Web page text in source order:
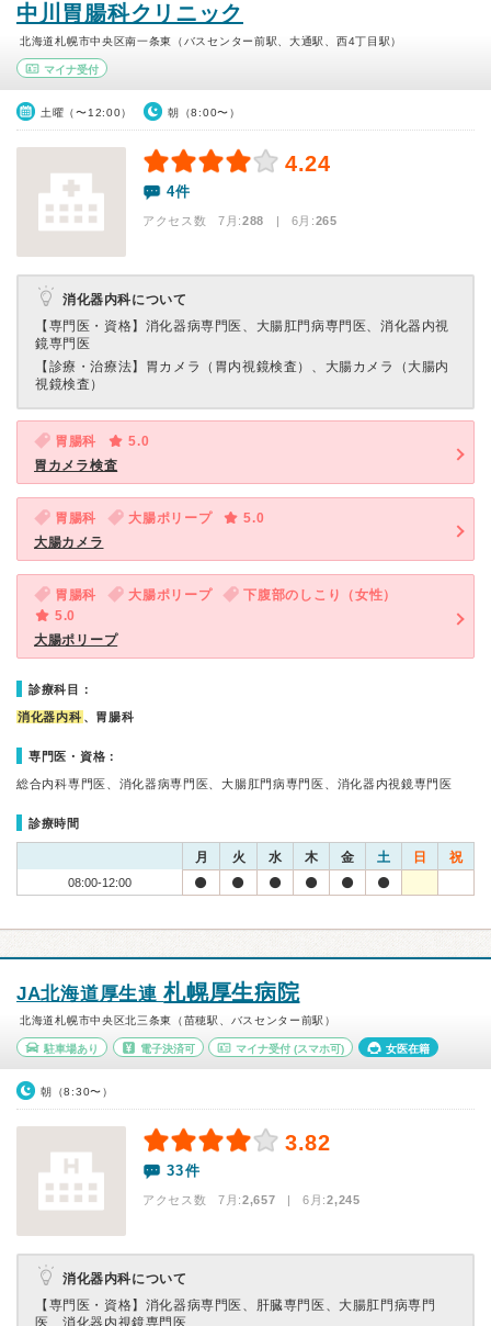
中川胃腸科クリニック
北海道札幌市中央区南一条東（バスセンター前駅、大通駅、西4丁目駅）
マイナ受付
土曜（〜12:00） 朝（8:00〜）
4.24
4件
アクセス数 7月:288 | 6月:265
消化器内科について
【専門医・資格】 消化器病専門医、大腸肛門病専門医、消化器内視
鏡専門医
【診療・治療法】 胃カメラ（胃内視鏡検査）、大腸カメラ（大腸内
視鏡検査）
胃腸科
5.0
胃カメラ検査
胃腸科 大腸ポリープ
5.0
大腸カメラ
胃腸科 大腸ポリープ
下腹部のしこり（女性）
5.0
大腸ポリープ
診療科目：
消化器内科 、胃腸科
専門医・資格：
総合内科専門医、消化器病専門医、大腸肛門病専門医、消化器内視鏡専門医
診療時間
月 火 水 木 金 土 日 祝
08:00-12:00
JA北海道厚生連札幌厚生病院
北海道札幌市中央区北三条東（苗穂駅、バスセンター前駅）
駐車場あり 電子決済可 マイナ受付 (スマホ可) 女医在籍
朝（8:30〜）
3.82
33件
アクセス数 7月:2,657 | 6月:2,245
消化器内科について
【専門医・資格】 消化器病専門医、肝臓専門医、大腸肛門病専門
医、消化器内視鏡専門医